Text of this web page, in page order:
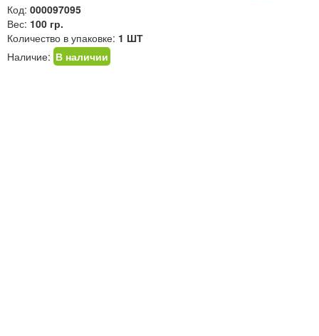
Код: 000097095
Вес: 100 гр.
Количество в упаковке: 1 ШТ
Наличие: В наличии